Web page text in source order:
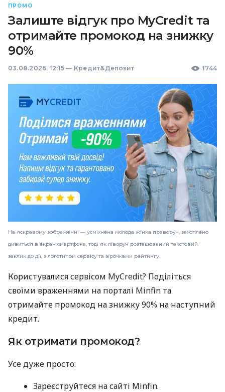
ПРОМО
Залиште відгук про MyCredit та
отримайте промокод на знижку
90%
03.08.2026, 12:15 — Кредит&Депозит 1744
На яскравому зображенні — усміхнена молода жінка праворуч, захоплено
дивиться в екран смартфона, тоді як ліворуч розташований текстовий
заклик до дії, з логотипом сервісу та зірочками рейтингу.
Користувалися сервісом MyCredit? Поділіться
своїми враженнями на порталі Minfin та
отримайте промокод на знижку 90% на наступний
кредит.
Як отримати промокод?
Усе дуже просто:
Зареєструйтеся на сайті Minfin.